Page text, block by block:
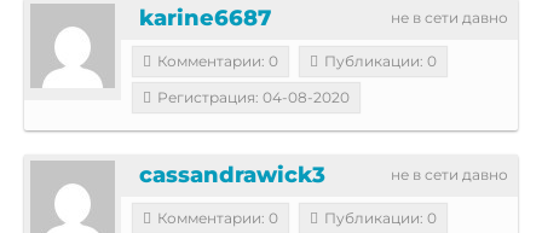
не в сети давно
karine6687
Комментарии: 0
Публикации: 0
Регистрация: 04-08-2020
не в сети давно
cassandrawick3
Комментарии: 0
Публикации: 0